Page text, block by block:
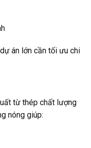
án lớn cần tối ưu chi
từ thép chất lượng
nóng giúp: